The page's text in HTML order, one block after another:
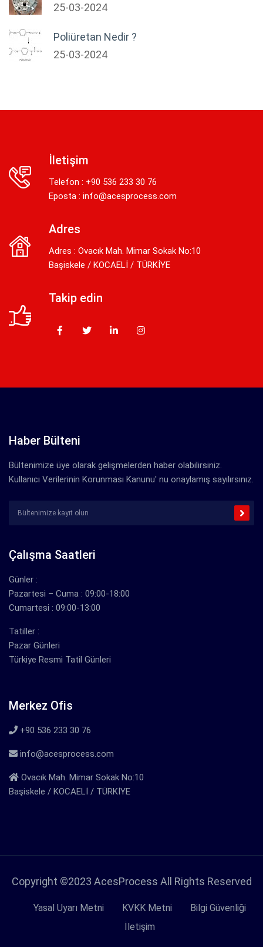
25-03-2024
Poliüretan Nedir ?
25-03-2024
İletişim
Telefon : +90 536 233 30 76
Eposta : info@acesprocess.com
Adres
Adres : Ovacık Mah. Mimar Sokak No:10
Başiskele / KOCAELİ / TÜRKİYE
Takip edin
Haber Bülteni
Bültenimize üye olarak gelişmelerden haber olabilirsiniz.
Kullanıcı Verilerinin Korunması Kanunu' nu onaylamış sayılırsınız.
Çalışma Saatleri
Günler :
Pazartesi – Cuma : 09:00-18:00
Cumartesi : 09:00-13:00
Tatiller :
Pazar Günleri
Türkiye Resmi Tatil Günleri
Merkez Ofis
+90 536 233 30 76
info@acesprocess.com
Ovacık Mah. Mimar Sokak No:10
Başiskele / KOCAELİ / TÜRKİYE
Copyright ©2023 AcesProcess All Rights Reserved
Yasal Uyarı Metni KVKK Metni
Bilgi Güvenliği
İletişim